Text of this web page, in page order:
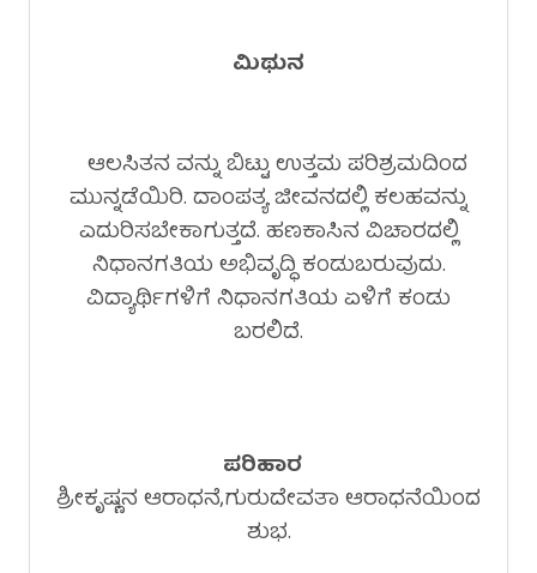
ಮಿಥುನ
ಆಲಸಿತನ ವನ್ನು ಬಿಟ್ಟು ಉತ್ತಮ ಪರಿಶ್ರಮದಿಂದ
ಮುನ್ನಡೆಯಿರಿ. ದಾಂಪತ್ಯ ಜೀವನದಲ್ಲಿ ಕಲಹವನ್ನು
ಎದುರಿಸಬೇಕಾಗುತ್ತದೆ. ಹಣಕಾಸಿನ ವಿಚಾರದಲ್ಲಿ
ನಿಧಾನಗತಿಯ ಅಭಿವೃದ್ಧಿ ಕಂಡುಬರುವುದು.
ವಿದ್ಯಾರ್ಥಿಗಳಿಗೆ ನಿಧಾನಗತಿಯ ಏಳಿಗೆ ಕಂಡು
ಬರಲಿದೆ.
ಪರಿಹಾರ
ಶ್ರೀಕೃಷ್ಣನ ಆರಾಧನೆ,ಗುರುದೇವತಾ ಆರಾಧನೆಯಿಂದ
ಶುಭ.